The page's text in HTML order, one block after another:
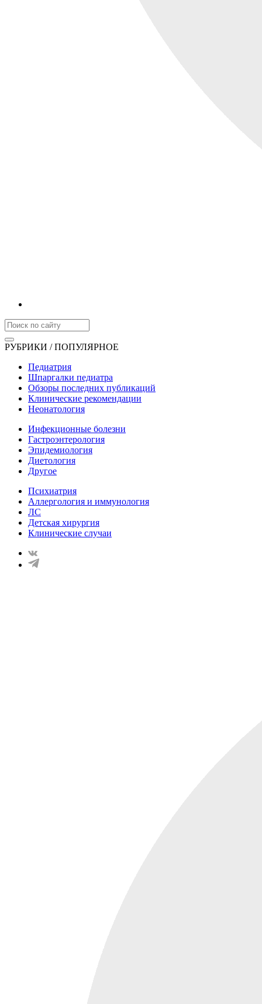
РУБРИКИ / ПОПУЛЯРНОЕ
Педиатрия
Шпаргалки педиатра
Обзоры последних публикаций
Клинические рекомендации
Неонатология
Инфекционные болезни
Гастроэнтерология
Эпидемиология
Диетология
Другое
Психиатрия
Аллергология и иммунология
ЛС
Детская хирургия
Клинические случаи